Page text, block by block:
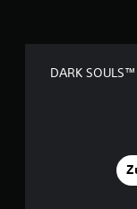
DARK